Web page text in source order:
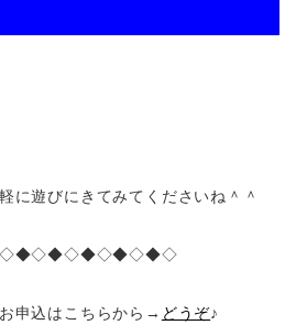
に遊びにきてみてくださいね＾＾
申込はこちらから→ どうぞ♪